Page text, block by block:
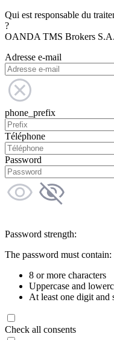
Qui est responsable du
?
OANDA TMS Brokers S.A.
Adresse e-mail
phone_prefix
Téléphone
Password
Password strength:
The password must contain:
8 or more characters
Uppercase and
At least one digit and
Check all consents